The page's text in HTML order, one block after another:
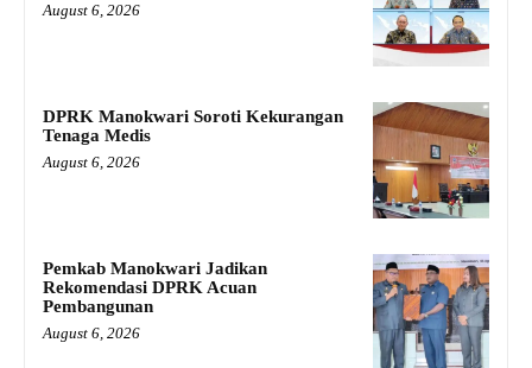
August 6, 2026
DPRK Manokwari Soroti Kekurangan
Tenaga Medis
August 6, 2026
Pemkab Manokwari Jadikan
Rekomendasi DPRK Acuan
Pembangunan
August 6, 2026